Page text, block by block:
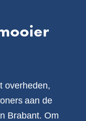
overheden,
aan de
Brabant. Om